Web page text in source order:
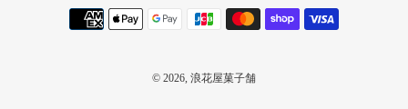
決
済
© 2026, 浪花屋菓子舗